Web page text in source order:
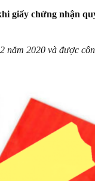
giấy chứng nhận
2020 và được